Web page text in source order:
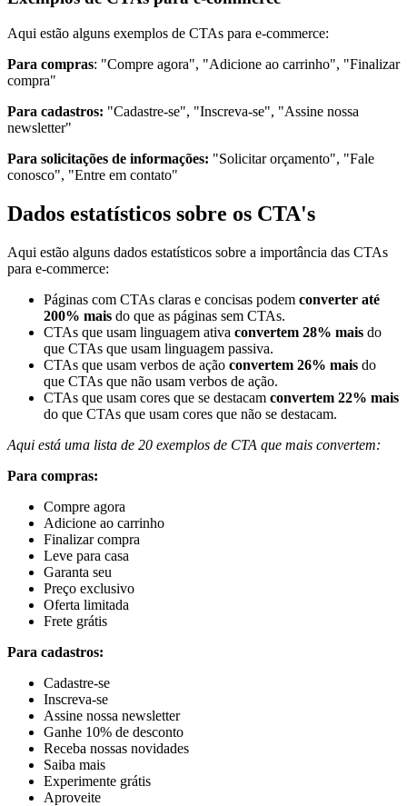
Aqui estão alguns exemplos de CTAs para e-commerce:
Para compras: "Compre agora", "Adicione ao carrinho", "Finalizar
compra"
Para cadastros: "Cadastre-se", "Inscreva-se", "Assine nossa
newsletter"
Para solicitações de informações: "Solicitar orçamento", "Fale
conosco", "Entre em contato"
Dados estatísticos sobre os CTA's
Aqui estão alguns dados estatísticos sobre a importância das CTAs
para e-commerce:
Páginas com CTAs claras e concisas podem converter até
200% mais do que as páginas sem CTAs.
CTAs que usam linguagem ativa convertem 28% mais do
que CTAs que usam linguagem passiva.
CTAs que usam verbos de ação convertem 26% mais do
que CTAs que não usam verbos de ação.
CTAs que usam cores que se destacam convertem 22% mais
do que CTAs que usam cores que não se destacam.
Aqui está uma lista de 20 exemplos de CTA que mais convertem:
Para compras:
Compre agora
Adicione ao carrinho
Finalizar compra
Leve para casa
Garanta seu
Preço exclusivo
Oferta limitada
Frete grátis
Para cadastros:
Cadastre-se
Inscreva-se
Assine nossa newsletter
Ganhe 10% de desconto
Receba nossas novidades
Saiba mais
Experimente grátis
Aproveite